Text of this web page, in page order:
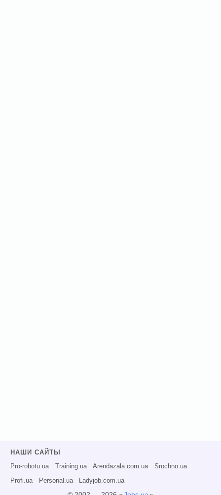
НАШИ САЙТЫ
Pro-robotu.ua Training.ua Arendazala.com.ua Srochno.ua
Profi.ua Personal.ua Ladyjob.com.ua